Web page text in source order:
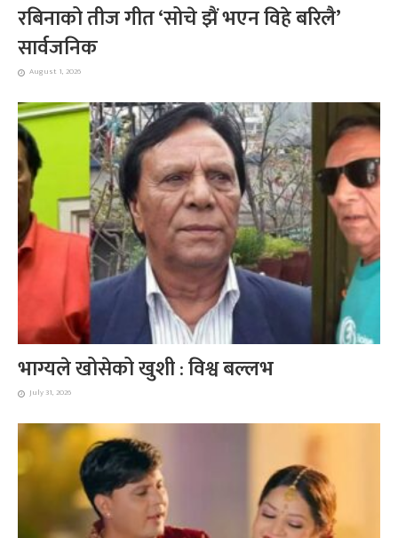
रबिनाको तीज गीत ‘सोचे झैं भएन विहे बरिलै’
सार्वजनिक
August 1, 2026
भाग्यले खोसेको खुशी : विश्व बल्लभ
July 31, 2026